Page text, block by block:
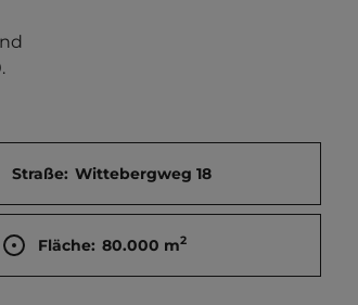
Straße: Wittebergweg 18
Fläche: 80.000 m2